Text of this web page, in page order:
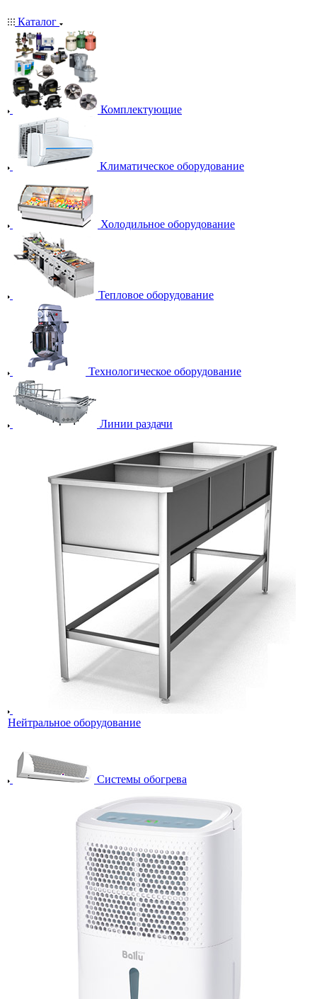
Каталог
Комплектующие
Климатическое оборудование
Холодильное оборудование
Тепловое оборудование
Технологическое оборудование
Линии раздачи
Нейтральное оборудование
Системы обогрева